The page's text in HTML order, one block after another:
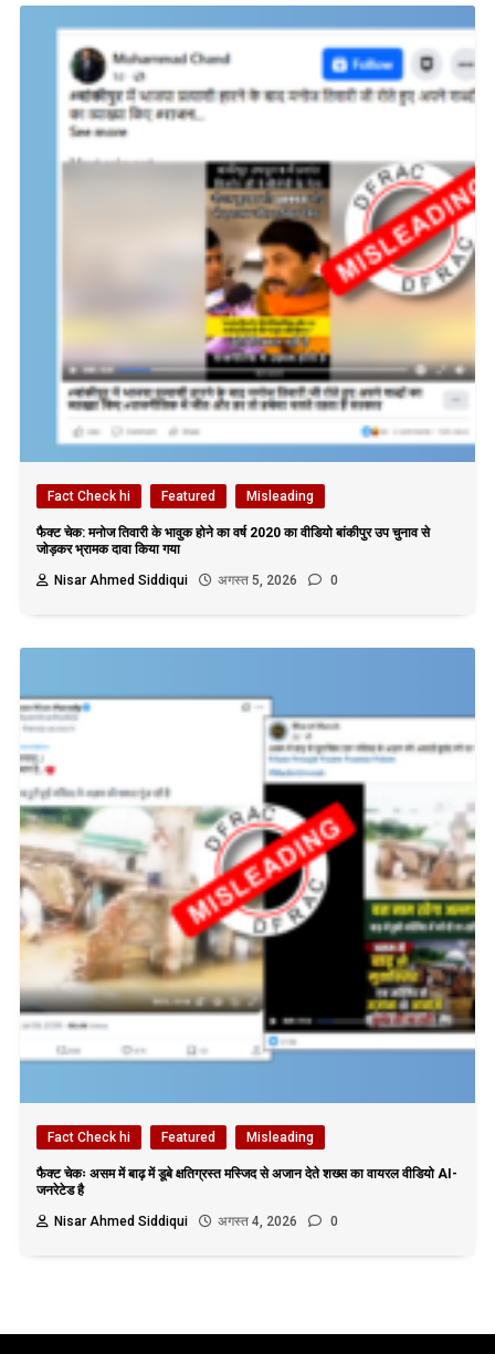
Fact Check hi Featured Misleading
फैक्ट चेक: मनोज तिवारी के भावुक होने का वर्ष 2020 का वीडियो बांकीपुर उप चुनाव से
जोड़कर भ्रामक दावा किया गया
Nisar Ahmed Siddiqui
अगस्त 5, 2026 0
Fact Check hi Featured Misleading
फैक्ट चेकः असम में बाढ़ में डूबे क्षतिग्रस्त मस्जिद से अजान देते शख्स का वायरल वीडियो AI-
जनरेटेड है
Nisar Ahmed Siddiqui
अगस्त 4, 2026 0